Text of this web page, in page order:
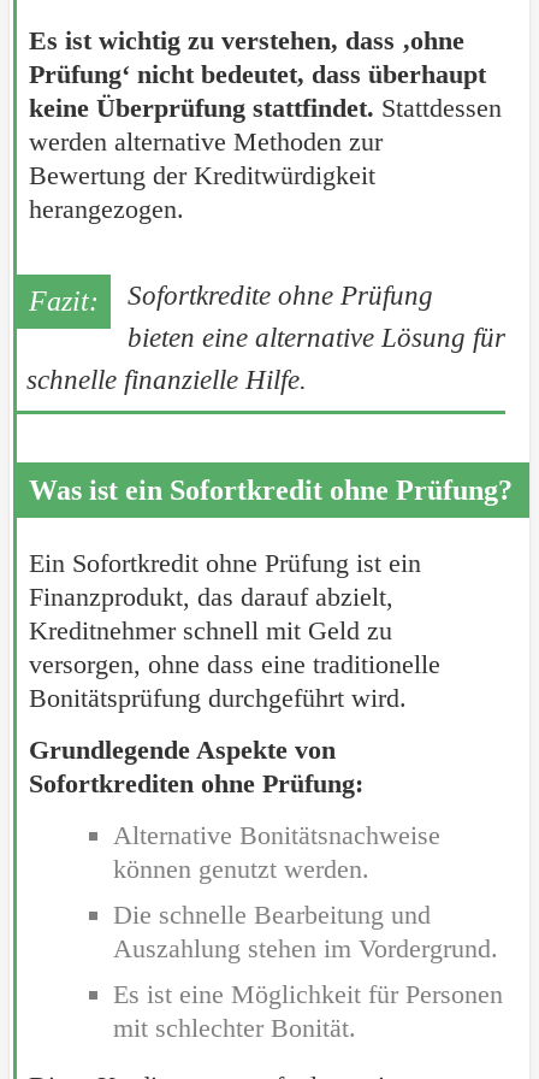
Es ist wichtig zu verstehen, dass ‚ohne
Prüfung‘ nicht bedeutet, dass überhaupt
keine Überprüfung stattfindet. Stattdessen
werden alternative Methoden zur
Bewertung der Kreditwürdigkeit
herangezogen.
Sofortkredite ohne Prüfung
bieten eine alternative Lösung für
schnelle finanzielle Hilfe.
Was ist ein Sofortkredit ohne Prüfung?
Ein Sofortkredit ohne Prüfung ist ein
Finanzprodukt, das darauf abzielt,
Kreditnehmer schnell mit Geld zu
versorgen, ohne dass eine traditionelle
Bonitätsprüfung durchgeführt wird.
Grundlegende Aspekte von
Sofortkrediten ohne Prüfung:
Alternative Bonitätsnachweise
können genutzt werden.
Die schnelle Bearbeitung und
Auszahlung stehen im Vordergrund.
Es ist eine Möglichkeit für Personen
mit schlechter Bonität.